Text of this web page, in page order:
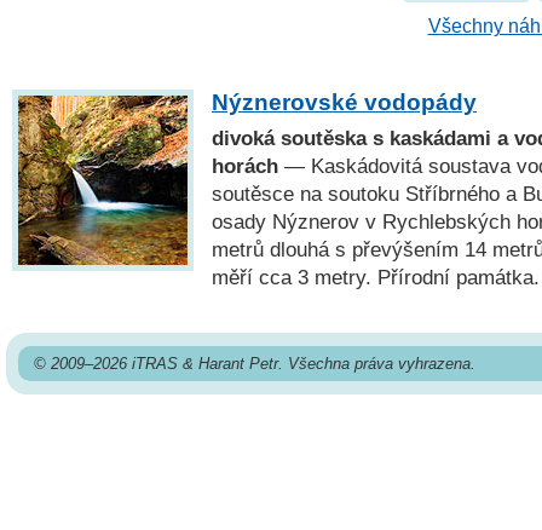
Všechny
Nýznerovské vodopády
divoká soutěska s kaskádami a
horách — Kaskádovitá soustava
soutěsce na soutoku Stříbrného a
osady Nýznerov v Rychlebských
metrů dlouhá s převýšením 14
měří cca 3 metry. Přírodní památka.
© 2009–2026 iTRAS & Harant Petr. Všechna práva vyhrazena.